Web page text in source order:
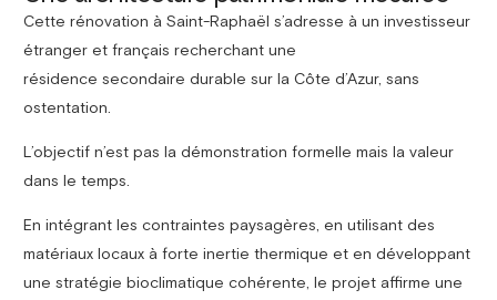
Cette rénovation à Saint-Raphaël s’adresse à un investisseur
étranger et français recherchant une
résidence secondaire durable sur la Côte d’Azur, sans
ostentation.
L’objectif n’est pas la démonstration formelle mais la valeur
dans le temps.
En intégrant les contraintes paysagères, en utilisant des
matériaux locaux à forte inertie thermique et en développant
une stratégie bioclimatique cohérente, le projet affirme une